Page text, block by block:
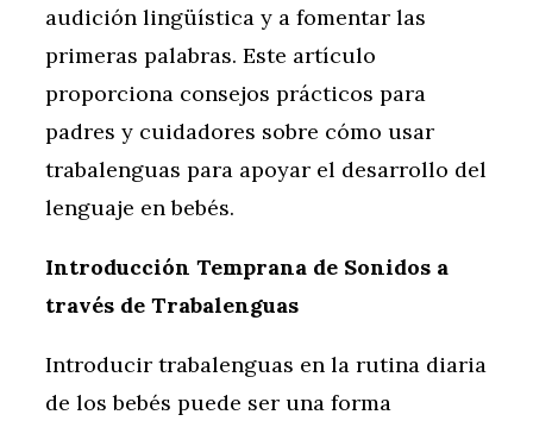
audición lingüística y a fomentar las
primeras palabras. Este artículo
proporciona consejos prácticos para
padres y cuidadores sobre cómo usar
trabalenguas para apoyar el desarrollo del
lenguaje en bebés.
Introducción Temprana de Sonidos a
través de Trabalenguas
Introducir trabalenguas en la rutina diaria
de los bebés puede ser una forma